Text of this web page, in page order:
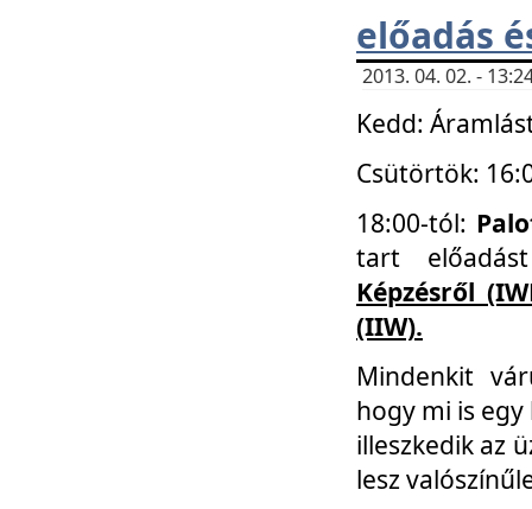
előadás
2013. 04. 02. -
Kedd:
Csütörtök:
18:00-tól:
tart
Képzésről
(IIW).
Mindenkit
hogy mi is
illeszkedik az
lesz